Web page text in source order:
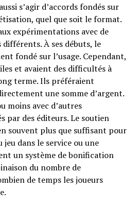
s’agir d’accords fondés sur
quel que soit le format.
expérimentations avec de
À ses débuts, le
fondé sur l’usage. Cependant,
et avaient des difficultés à
terme. Ils préféraient
une somme d’argent.
moins avec d’autres
par des éditeurs. Le soutien
souvent plus que suffisant pour
dans le service ou une
un système de bonification
du nombre de
de temps les joueurs